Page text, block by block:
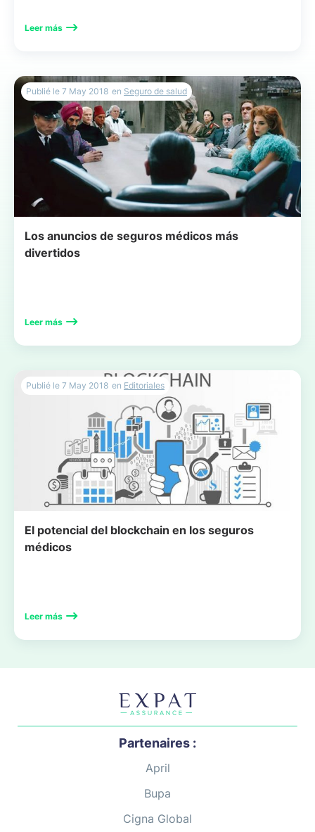
Leer más
Los anuncios de seguros médicos más
divertidos
Leer más
Publié le 7 May 2018 en Seguro de salud
El potencial del blockchain en los seguros
médicos
Leer más
Publié le 7 May 2018 en Editoriales
Partenaires :
April
Bupa
Cigna Global